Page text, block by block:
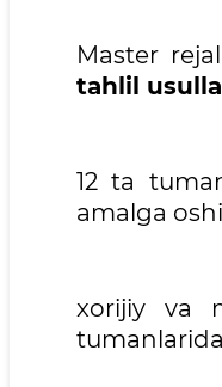
Master
tahlil
12 ta
amalga
xorijiy va